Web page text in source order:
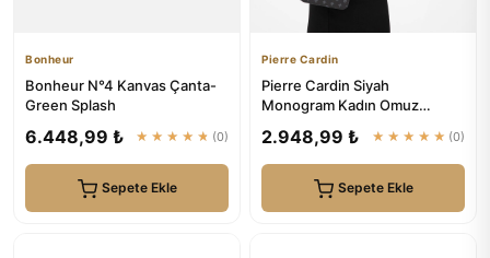
Bonheur
Bonheur N°4 Kanvas Çanta-
Green Splash
6.448,99 ₺ ★★★★★ (0)
Sepete Ekle
Pierre Cardin
Pierre Cardin Siyah
Monogram Kadın Omuz
2.948,99 ₺ ★★★★★ (0)
Sepete Ekle